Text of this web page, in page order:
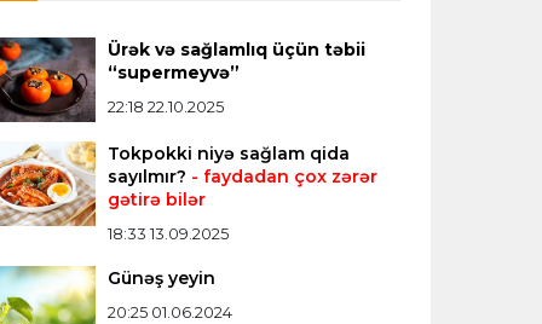
voleybolu üzrə ölkə
bürünc medalın sahibi
Premyer liqa 16:52 07.08.2026
Namik Ələskərovla yollarını ayırdı
xəbərlər >>>
Ürək və sağlamlıq üçün təbii
“supermeyvə”
22:18 22.10.2025
Tokpokki niyə sağlam qida
sayılmır? - faydadan çox zərər
gətirə bilər
18:33 13.09.2025
Günəş yeyin
20:25 01.06.2024